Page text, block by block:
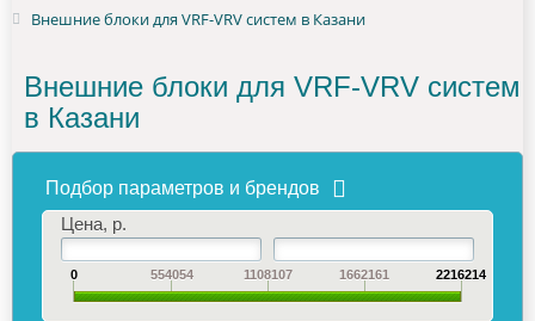
Внешние блоки для VRF-VRV систем в Казани
Внешние блоки для VRF-VRV систем
в Казани
Подбор параметров и брендов
Цена, р.
0 554054 1108107 1662161 2216214